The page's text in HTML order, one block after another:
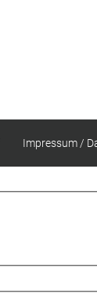
Impressum /